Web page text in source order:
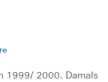
1999/ 2000. Damals